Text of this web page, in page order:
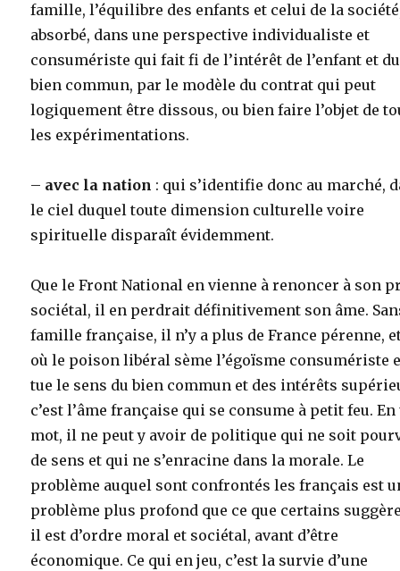
famille, l’équilibre des enfants et celui de la
absorbé, dans une perspective individualiste et
consumériste qui fait fi de l’intérêt de l’enfant et du
bien commun, par le modèle du contrat qui peut
logiquement être dissous, ou bien faire l’objet de
les expérimentations.
– avec la nation : qui s’identifie donc au marché,
le ciel duquel toute dimension culturelle voire
spirituelle disparaît évidemment.
Que le Front National en vienne à renoncer à son
sociétal, il en perdrait définitivement son âme.
famille française, il n’y a plus de France pérenne,
où le poison libéral sème l’égoïsme consumériste
tue le sens du bien commun et des intérêts
c’est l’âme française qui se consume à petit feu. En
mot, il ne peut y avoir de politique qui ne soit
de sens et qui ne s’enracine dans la morale. Le
problème auquel sont confrontés les français est
problème plus profond que ce que certains
il est d’ordre moral et sociétal, avant d’être
économique. Ce qui en jeu, c’est la survie d’une